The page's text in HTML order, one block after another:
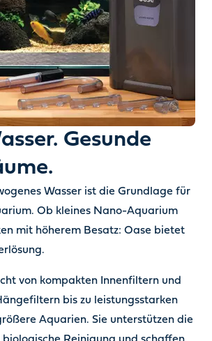
Gesunde
Wasser ist die Grundlage für
Ob kleines Nano-Aquarium
mit höherem Besatz: Oase bietet
von kompakten Innenfiltern und
bis zu leistungsstarken
Aquarien. Sie unterstützen die